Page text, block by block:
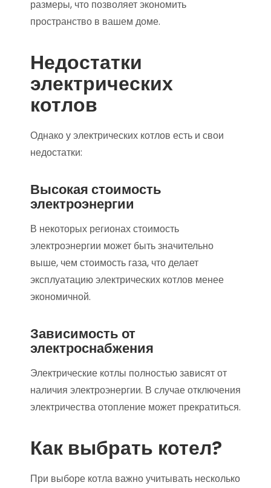
размеры, что позволяет экономить
пространство в вашем доме.
Недостатки
электрических
котлов
Однако у электрических котлов есть и свои
недостатки:
Высокая стоимость
электроэнергии
В некоторых регионах стоимость
электроэнергии может быть значительно
выше, чем стоимость газа, что делает
эксплуатацию электрических котлов менее
экономичной.
Зависимость от
электроснабжения
Электрические котлы полностью зависят от
наличия электроэнергии. В случае отключения
электричества отопление может прекратиться.
Как выбрать котел?
При выборе котла важно учитывать несколько